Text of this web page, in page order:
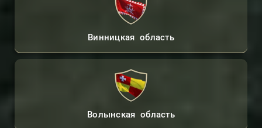
Винницкая область
Волынская область